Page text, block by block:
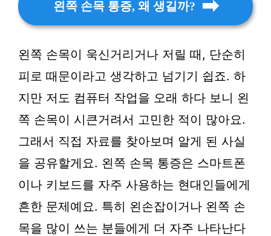
왼쪽 손목 통증, 왜 생길까?
왼쪽 손목이 욱신거리거나 저릴 때, 단순히
피로 때문이라고 생각하고 넘기기 쉽죠. 하
지만 저도 컴퓨터 작업을 오래 하다 보니 왼
쪽 손목이 시큰거려서 고민한 적이 많아요.
그래서 직접 자료를 찾아보며 알게 된 사실
을 공유할게요. 왼쪽 손목 통증은 스마트폰
이나 키보드를 자주 사용하는 현대인들에게
흔한 문제예요. 특히 왼손잡이거나 왼쪽 손
목을 많이 쓰는 분들에게 더 자주 나타난다